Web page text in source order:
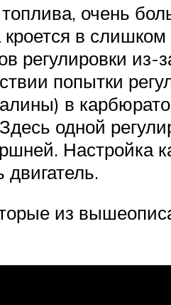
очень
в
регулировки
попытки
в
одной
Настройка
из